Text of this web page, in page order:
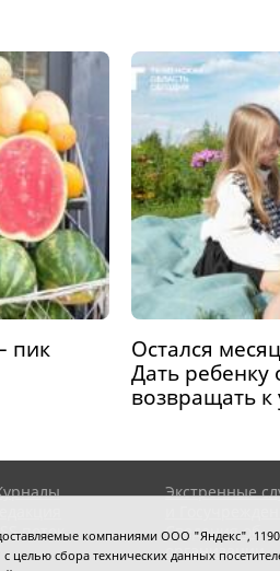
пик
Остался
Дать ребенку
возвращать к
поток
Экстренные
Сведения об
организации
компаниями ООО "Яндекс",
сбора технических данных